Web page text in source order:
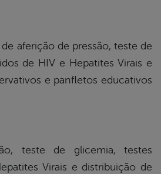
aferição de pressão, teste de
de HIV e Hepatites Virais e
e panfletos educativos
teste de glicemia, testes
Virais e distribuição de